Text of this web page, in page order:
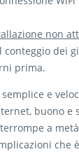
non
conteggio dei
prima.
e
buono e
a
che